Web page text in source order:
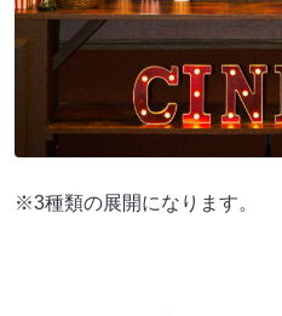
※3種類の展開になります。